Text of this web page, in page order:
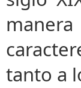
tanto a